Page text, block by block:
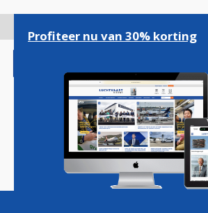
gaan
Magazine Podcasts
Profiteer nu van 30% korting